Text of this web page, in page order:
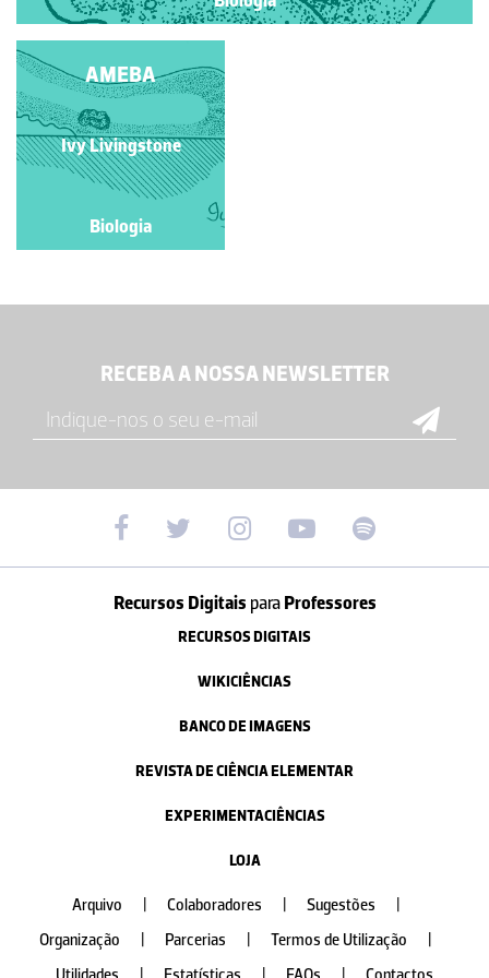
AMEBA
Ivy Livingstone
Biologia
RECEBA A NOSSA NEWSLETTER
Recursos Digitais paraProfessores
RECURSOS DIGITAIS
WIKICIÊNCIAS
BANCO DE IMAGENS
REVISTA DE CIÊNCIA ELEMENTAR
EXPERIMENTACIÊNCIAS
LOJA
Arquivo Colaboradores Sugestões
Organização
Parcerias Termos de Utilização